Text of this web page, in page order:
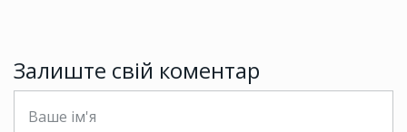
Залиште свій коментар